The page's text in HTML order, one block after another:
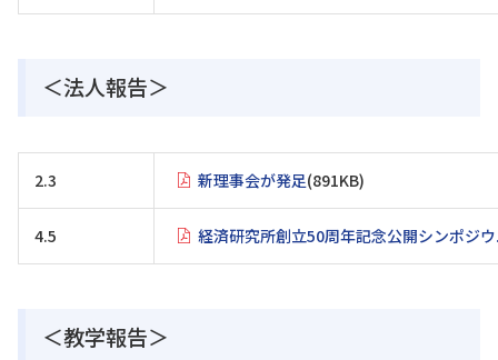
＜法人報告＞
2.3 新理事会が発足(891KB)
4.5 経済研究所創立50周年記念公開シンポジ
＜教学報告＞